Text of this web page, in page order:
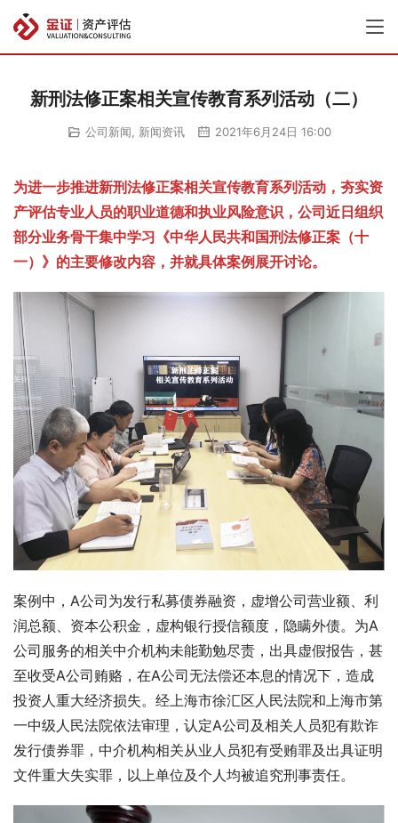
新刑法修正案相关宣传教育系列活动（二）
公司新闻 新闻资讯 2021年6月24日 16:00
为进一步推进新刑法修正案相关宣传教育系列活动，夯实资
产评估专业人员的职业道德和执业风险意识，公司近日组织
部分业务骨干集中学习《中华人民共和国刑法修正案（十
一）》的主要修改内容，并就具体案例展开讨论。
案例中，A公司为发行私募债券融资，虚增公司营业额、利
润总额、资本公积金，虚构银行授信额度，隐瞒外债。为A
公司服务的相关中介机构未能勤勉尽责，出具虚假报告，甚
至收受A公司贿赂，在A公司无法偿还本息的情况下，造成
投资人重大经济损失。经上海市徐汇区人民法院和上海市第
一中级人民法院依法审理，认定A公司及相关人员犯有欺诈
发行债券罪，中介机构相关从业人员犯有受贿罪及出具证明
文件重大失实罪，以上单位及个人均被追究刑事责任。